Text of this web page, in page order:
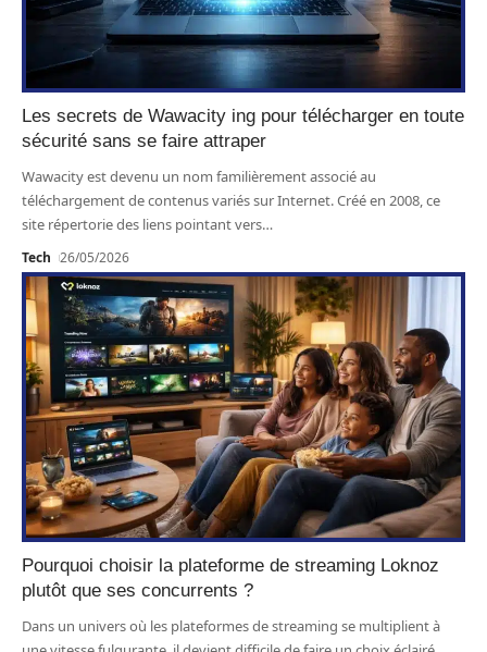
Les secrets de Wawacity ing pour télécharger en toute
sécurité sans se faire attraper
Wawacity est devenu un nom familièrement associé au
téléchargement de contenus variés sur Internet. Créé en 2008, ce
site répertorie des liens pointant vers…
Tech 26/05/2026
Pourquoi choisir la plateforme de streaming Loknoz
plutôt que ses concurrents ?
Dans un univers où les plateformes de streaming se multiplient à